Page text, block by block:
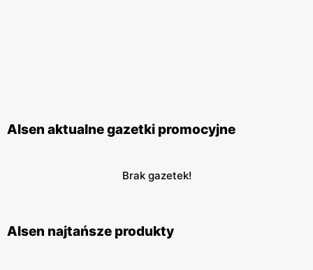
Alsen aktualne gazetki promocyjne
Brak gazetek!
Alsen najtańsze produkty